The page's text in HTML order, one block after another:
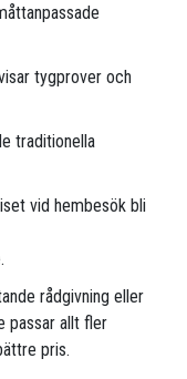
tygprover och
traditionella
vid hembesök bli
rådgivning eller
passar allt fler
pris.